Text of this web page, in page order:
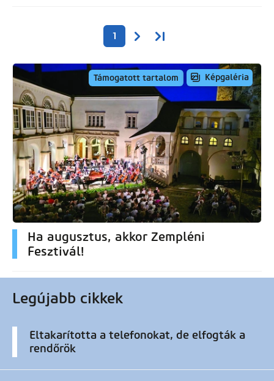
Oldalszámozás 1 Következő oldal
Utolsó oldal
Támogatott tartalom Képgaléria
Ha augusztus, akkor Zempléni
Fesztivál!
Legújabb cikkek
Eltakarította a telefonokat, de elfogták a
rendőrök